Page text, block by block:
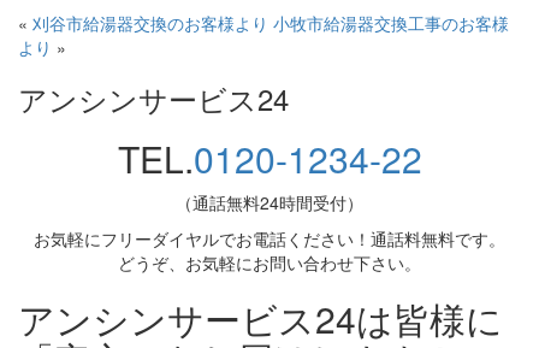
« 刈谷市給湯器交換のお客様より 小牧市給湯器交換工事のお客様
より »
アンシンサービス24
TEL.0120-1234-22
（通話無料24時間受付）
お気軽にフリーダイヤルでお電話ください！通話料無料です。
どうぞ、お気軽にお問い合わせ下さい。
アンシンサービス24は皆様に